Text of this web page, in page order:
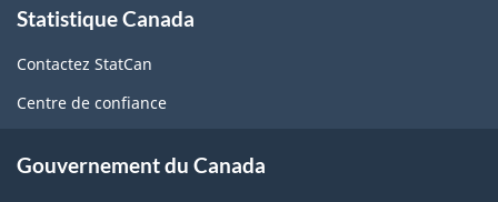
propos
de
ce
Statistique Canada
Contactez StatCan
Centre de confiance
Gouvernement du Canada